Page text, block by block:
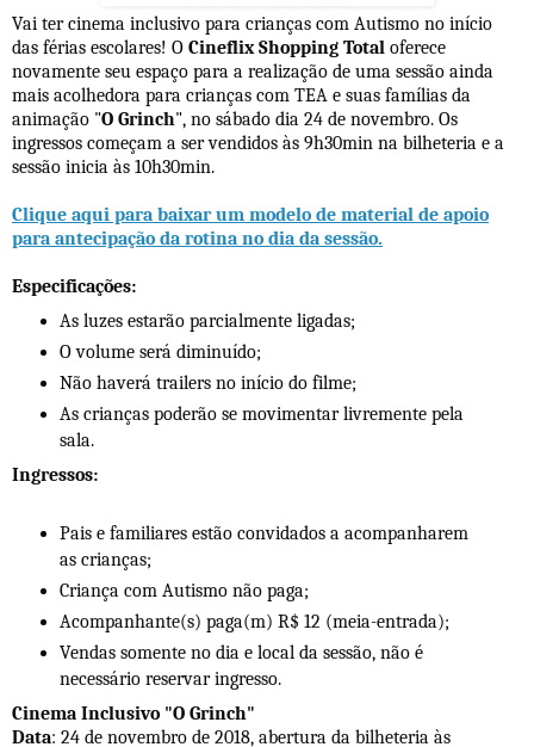
Vai ter cinema inclusivo para crianças com Autismo no início
das férias escolares! O Cineflix Shopping Total oferece
novamente seu espaço para a realização de uma sessão ainda
mais acolhedora para crianças com TEA e suas famílias da
animação "O Grinch", no sábado dia 24 de novembro. Os
ingressos começam a ser vendidos às 9h30min na bilheteria e a
sessão inicia às 10h30min.
Clique aqui para baixar um modelo de material de apoio
para antecipação da rotina no dia da sessão.
Especificações:
As luzes estarão parcialmente ligadas;
O volume será diminuído;
Não haverá trailers no início do filme;
As crianças poderão se movimentar livremente pela
sala.
Ingressos:
Pais e familiares estão convidados a acompanharem
as crianças;
Criança com Autismo não paga;
Acompanhante(s) paga(m) R$ 12 (meia-entrada);
Vendas somente no dia e local da sessão, não é
necessário reservar ingresso.
Cinema Inclusivo "O Grinch"
Data: 24 de novembro de 2018, abertura da bilheteria às